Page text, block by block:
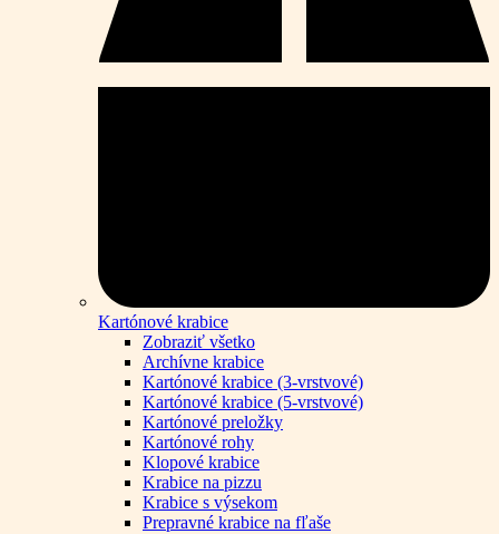
Kartónové krabice
Zobraziť všetko
Archívne krabice
Kartónové krabice (3-vrstvové)
Kartónové krabice (5-vrstvové)
Kartónové preložky
Kartónové rohy
Klopové krabice
Krabice na pizzu
Krabice s výsekom
Prepravné krabice na fľaše